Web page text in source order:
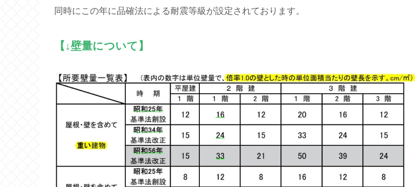
同時にこの年に品確法による耐震等級が設定されております。
【↓壁量について】